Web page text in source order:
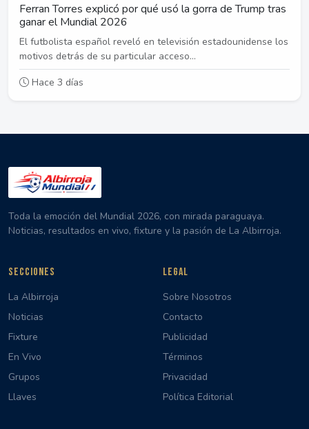
Ferran Torres explicó por qué usó la gorra de Trump tras
ganar el Mundial 2026
El futbolista español reveló en televisión estadounidense los
motivos detrás de su particular acceso...
Hace 3 días
Toda la emoción del Mundial 2026, con mirada paraguaya.
Noticias, resultados en vivo, fixture y la pasión de La Albirroja.
SECCIONES
La Albirroja
Noticias
Fixture
En Vivo
Grupos
Llaves
LEGAL
Sobre Nosotros
Contacto
Publicidad
Términos
Privacidad
Política Editorial